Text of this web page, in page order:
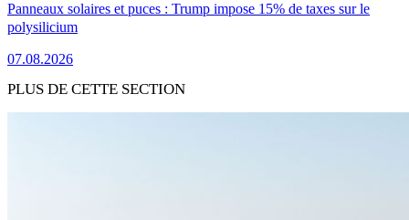
Panneaux solaires et puces : Trump impose 15% de taxes sur le
polysilicium
07.08.2026
PLUS DE CETTE SECTION